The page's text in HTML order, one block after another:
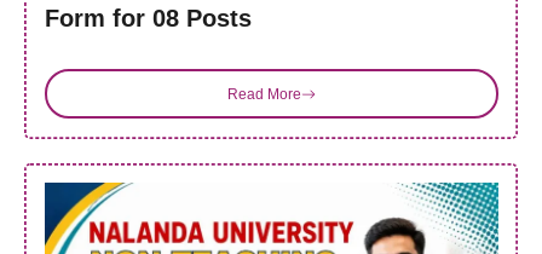
Form for 08 Posts
Read More